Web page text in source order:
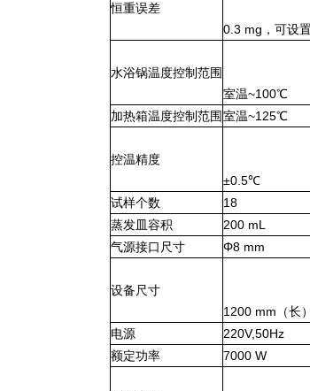
恒重误差
0 .3 mg ，可设
水浴锅温度控制范围
室温~100℃
加热箱温度控制范围室温~1 25℃
控温精度
±0.5℃
试样个数
18
蒸发皿容积
200 mL
气源接口尺寸
Φ8 mm
设备尺寸
1 200 mm （长）
电源
220V,50Hz
额定功率
7000 W